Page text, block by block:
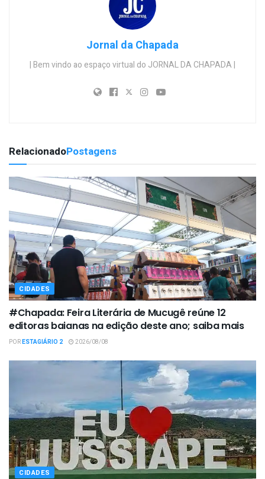
Jornal da Chapada
| Bem vindo ao espaço virtual do JORNAL DA CHAPADA |
RelacionadoPostagens
CIDADES
#Chapada: Feira Literária de Mucugê reúne 12
editoras baianas na edição deste ano; saiba mais
PORESTAGIÁRIO 2 2026/08/08
CIDADES